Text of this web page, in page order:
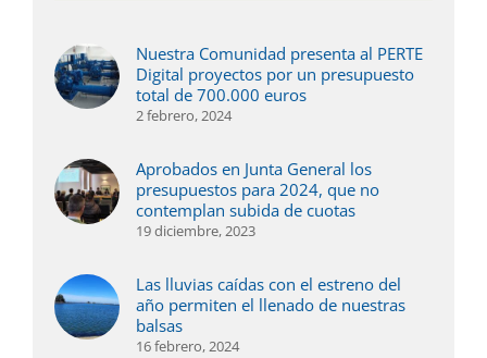
Nuestra Comunidad presenta al PERTE
Digital proyectos por un presupuesto
total de 700.000 euros
2 febrero, 2024
Aprobados en Junta General los
presupuestos para 2024, que no
contemplan subida de cuotas
19 diciembre, 2023
Las lluvias caídas con el estreno del
año permiten el llenado de nuestras
balsas
16 febrero, 2024